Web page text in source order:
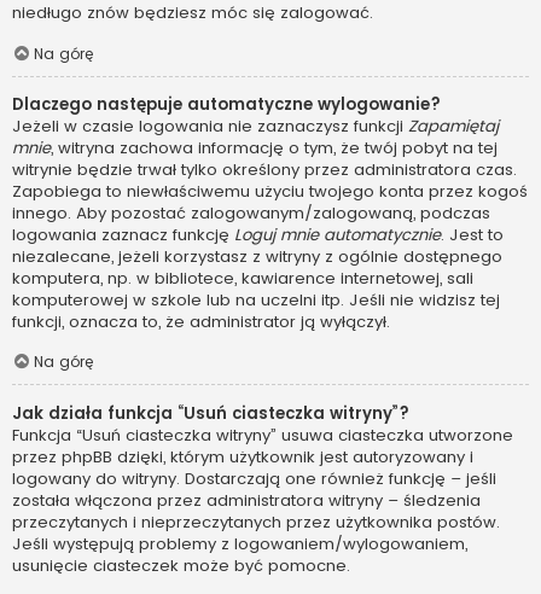
niedługo znów będziesz móc się zalogować.
Na górę
Dlaczego następuje automatyczne wylogowanie?
Jeżeli w czasie logowania nie zaznaczysz funkcji Zapamiętaj
mnie, witryna zachowa informację o tym, że twój pobyt na tej
witrynie będzie trwał tylko określony przez administratora czas.
Zapobiega to niewłaściwemu użyciu twojego konta przez kogoś
innego. Aby pozostać zalogowanym/zalogowaną, podczas
logowania zaznacz funkcję Loguj mnie automatycznie. Jest to
niezalecane, jeżeli korzystasz z witryny z ogólnie dostępnego
komputera, np. w bibliotece, kawiarence internetowej, sali
komputerowej w szkole lub na uczelni itp. Jeśli nie widzisz tej
funkcji, oznacza to, że administrator ją wyłączył.
Na górę
Jak działa funkcja “Usuń ciasteczka witryny”?
Funkcja “Usuń ciasteczka witryny” usuwa ciasteczka utworzone
przez phpBB dzięki, którym użytkownik jest autoryzowany i
logowany do witryny. Dostarczają one również funkcję – jeśli
została włączona przez administratora witryny – śledzenia
przeczytanych i nieprzeczytanych przez użytkownika postów.
Jeśli występują problemy z logowaniem/wylogowaniem,
usunięcie ciasteczek może być pomocne.